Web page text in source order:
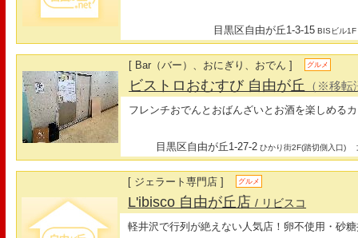
目黒区自由が丘1-3-15 BISビル1F
[ Bar（バー）、おにぎり、おでん ] グルメ
ビストロおむすび 自由が丘 （※移転
フレンチおでんとおばんざいとお酒を楽しめる
目黒区自由が丘1-27-2 ひかり街2F(踏切側入口)
[ ジェラート専門店 ] グルメ
L'ibisco 自由が丘店/ リビスコ
軽井沢で行列が絶えない人気店！卵不使用・砂